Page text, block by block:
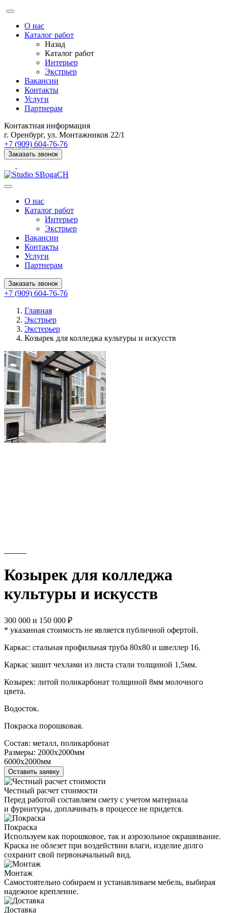
О нас
Каталог работ
Назад
Каталог работ
Интерьер
Экстрьер
Вакансии
Контакты
Услуги
Партнерам
Контактная информация
г. Оренбург, ул. Монтажников 22/1
+7 (909) 604-76-76
Заказать звонок
О нас
Каталог работ
Интерьер
Экстрьер
Вакансии
Контакты
Услуги
Партнерам
Заказать звонок
+7 (909) 604-76-76
Главная
Экстрьер
Экстерьер
Козырек для колледжа культуры и искусств
Козырек для колледжа
культуры и искусств
300 000 и 150 000 ₽
* указанная стоимость не является публичной офертой.
Каркас: стальная профильная труба 80х80 и швеллер 16.
Каркас зашит чехлами из листа стали толщиной 1,5мм.
Козырек: литой поликарбонат толщиной 8мм молочного
цвета.
Водосток.
Покраска порошковая.
Состав: металл, поликарбонат
Размеры: 2000х2000мм
6000х2000мм
Оставить заявку
Честный расчет стоимости
Перед работой составляем смету с учетом материала
и фурнитуры, доплачивать в процессе не придется.
Покраска
Используем как порошковое, так и аэрозольное окрашивание.
Краска не облезет при воздействии влаги, изделие долго
сохранит свой первоначальный вид.
Монтаж
Самостоятельно собираем и устанавливаем мебель, выбирая
надежное крепление.
Доставка